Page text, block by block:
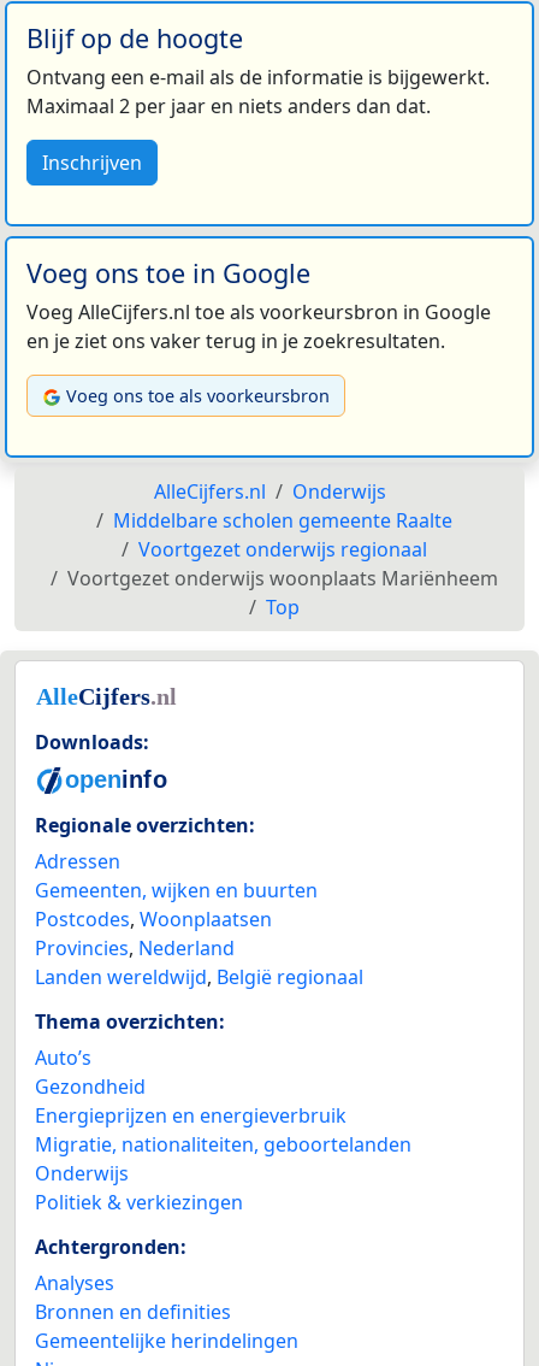
Blijf op de hoogte
Ontvang een e-mail als de informatie is bijgewerkt.
Maximaal 2 per jaar en niets anders dan dat.
Inschrijven
Voeg ons toe in Google
Voeg AlleCijfers.nl toe als voorkeursbron in Google
en je ziet ons vaker terug in je zoekresultaten.
Voeg ons toe als voorkeursbron
AlleCijfers.nl
Onderwijs
Middelbare scholen gemeente Raalte
Voortgezet onderwijs regionaal
Voortgezet onderwijs woonplaats Mariënheem
Top
Downloads:
Regionale overzichten:
Adressen
Gemeenten, wijken en buurten
Postcodes, Woonplaatsen
Provincies, Nederland
Landen wereldwijd, België regionaal
Thema overzichten:
Auto’s
Gezondheid
Energieprijzen en energieverbruik
Migratie, nationaliteiten, geboortelanden
Onderwijs
Politiek & verkiezingen
Achtergronden:
Analyses
Bronnen en definities
Gemeentelijke herindelingen